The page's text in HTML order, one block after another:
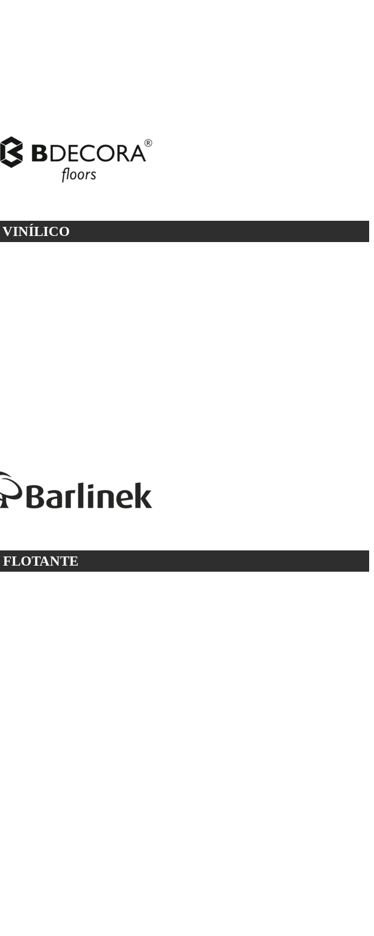
VINÍLICO
FLOTANTE